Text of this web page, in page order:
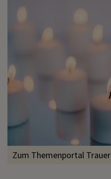
Zum Themenportal Trauer